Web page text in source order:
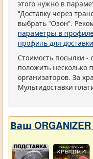
этого нужно в
"Доставку через
выбрать "Озон".
параметры в
профиль для
Стоимость посылки -
положить несколько
организаторов. За
Мультидоставки
Ваш